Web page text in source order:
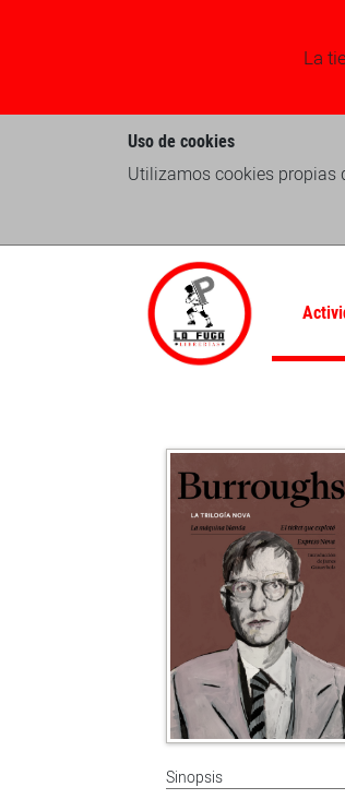
La
Uso de cookies
Utilizamos cookies propias
Sinopsis